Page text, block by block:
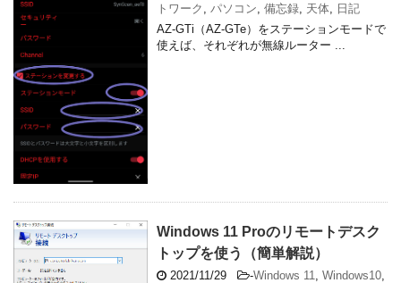
トワーク
パソコン 備忘録 天体
日記
AZ-GTi（AZ-GTe）をステーションモードで
使えば、それぞれが無線ルーター ...
Windows 11 Proのリモートデスク
トップを使う（簡単解説）
2021/11/29 -Windows 11 Windows10